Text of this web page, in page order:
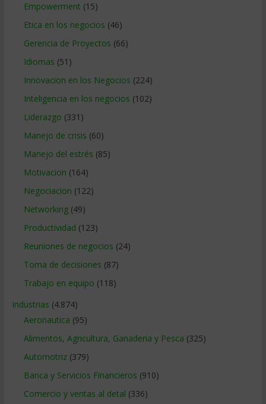
Empowerment (15)
Etica en los negocios (46)
Gerencia de Proyectos (66)
Idiomas (51)
Innovacion en los Negocios (224)
Inteligencia en los negocios (102)
Liderazgo (331)
Manejo de crisis (60)
Manejo del estrés (85)
Motivacion (164)
Negociacion (122)
Networking(49)
Productividad (123)
Reuniones de negocios (24)
Toma de decisiones (87)
Trabajo en equipo (118)
Industrias (4.874)
Aeronautica (95)
Alimentos, Agricultura, Ganaderia y Pesca (325)
Automotriz(379)
Banca y Servicios Financieros (910)
Comercio y ventas al detal (336)